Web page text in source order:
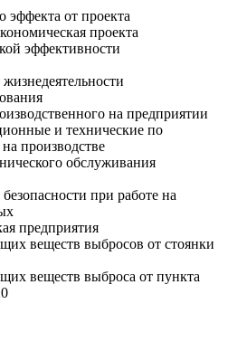
эффекта от проекта
проекта
эффективности
на предприятии
и технические по
производстве
обслуживания
при работе на
предприятия
веществ выбросов от стоянки
веществ выброса от пункта